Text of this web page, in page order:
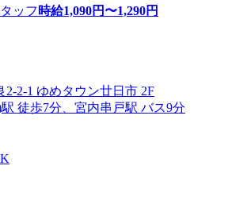
ッフ 時給1,090円〜1,290円
2-2-1 ゆめタウン廿日市 2F
徒歩7分、宮内串戸駅 バス9分